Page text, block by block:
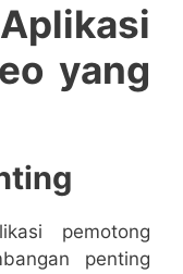
yang
pemotong
penting